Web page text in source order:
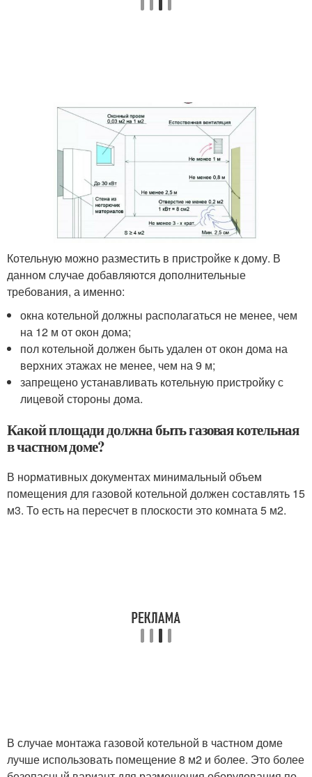
Котельную можно разместить в пристройке к дому. В
данном случае добавляются дополнительные
требования, а именно:
окна котельной должны располагаться не менее, чем
на 12 м от окон дома;
пол котельной должен быть удален от окон дома на
верхних этажах не менее, чем на 9 м;
запрещено устанавливать котельную пристройку с
лицевой стороны дома.
Какой площади должна быть газовая котельная
в частном доме?
В нормативных документах минимальный объем
помещения для газовой котельной должен составлять 15
м3. То есть на пересчет в плоскости это комната 5 м2.
В случае монтажа газовой котельной в частном доме
лучше использовать помещение 8 м2 и более. Это более